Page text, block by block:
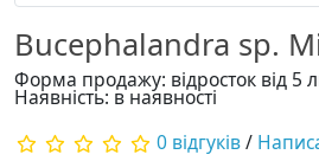
Bucephalandra sp.
Форма продажу: відросток від 5
Наявність: в наявності
0 відгуків/